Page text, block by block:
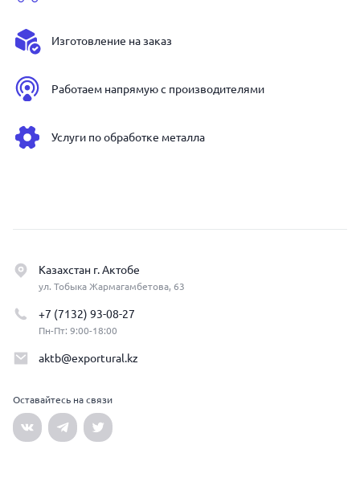
Изготовление на заказ
Работаем напрямую с производителями
Услуги по обработке металла
Казахстан г. Актобе
ул. Тобыка Жармагамбетова, 63
+7 (7132) 93-08-27
Пн-Пт: 9:00-18:00
aktb@exportural.kz
Оставайтесь на связи